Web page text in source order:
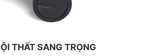
THẤT SANG TRỌNG